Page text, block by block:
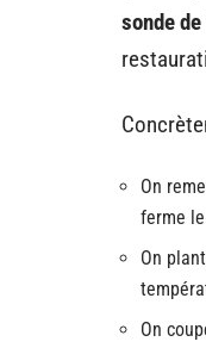
sonde
On
ferme
On
On